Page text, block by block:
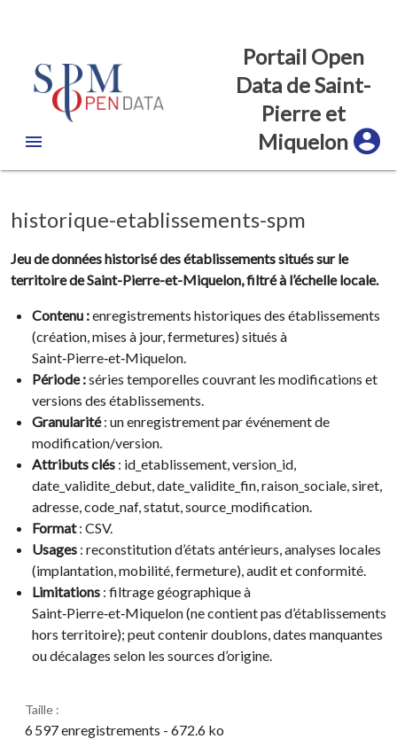
Portail Open
Data de Saint-
Pierre et
Miquelon
historique-etablissements-spm
Jeu de données historisé des établissements situés sur le
territoire de Saint-Pierre-et-Miquelon, filtré à l’échelle locale.
Contenu :enregistrements historiques des établissements
(création, mises à jour, fermetures) situés à
Saint‑Pierre‑et‑Miquelon.
Période :séries temporelles couvrant les modifications et
versions des établissements.
Granularité: un enregistrement par événement de
modification/version.
Attributs clés : id_etablissement, version_id,
date_validite_debut, date_validite_fin, raison_sociale, siret,
adresse, code_naf, statut, source_modification.
Format: CSV.
Usages : reconstitution d’états antérieurs, analyses locales
(implantation, mobilité, fermeture), audit et conformité.
Limitations : filtrage géographique à
Saint‑Pierre‑et‑Miquelon (ne contient pas d’établissements
hors territoire); peut contenir doublons, dates manquantes
ou décalages selon les sources d’origine.
Taille :
6 597 enregistrements - 672.6 ko